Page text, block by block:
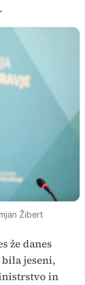
Žibert
že danes
jeseni,
in